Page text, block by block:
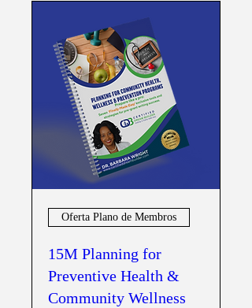
Oferta Plano de Membros
15M Planning for
Preventive Health &
Community Wellness